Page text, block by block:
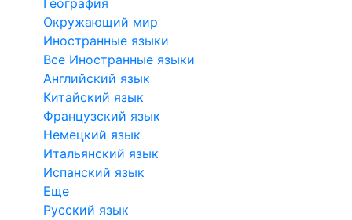
География
Окружающий мир
Иностранные языки
Все Иностранные языки
Английский язык
Китайский язык
Французский язык
Немецкий язык
Итальянский язык
Испанский язык
Еще
Русский язык